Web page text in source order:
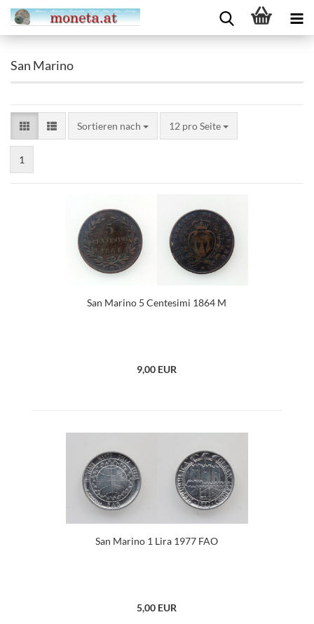
San Marino
Sortieren nach 12 pro Seite
1
San Marino 5 Centesimi 1864 M
9,00 EUR
San Marino 1 Lira 1977 FAO
5,00 EUR